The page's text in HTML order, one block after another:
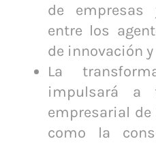
de empresas
entre los
de innovación
La
impulsará a
empresarial de
como la